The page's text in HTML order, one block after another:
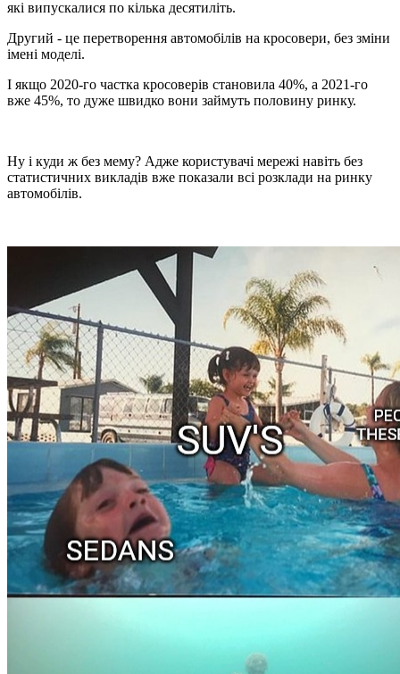
які випускалися по кілька десятиліть.
Другий - це перетворення автомобілів на кросовери, без зміни
імені моделі.
І якщо 2020-го частка кросоверів становила 40%, а 2021-го
вже 45%, то дуже швидко вони займуть половину ринку.
Ну і куди ж без мему? Адже користувачі мережі навіть без
статистичних викладів вже показали всі розклади на ринку
автомобілів.